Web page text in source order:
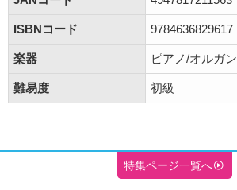
ISBNコード 9784636829617
楽器 ピアノ/オルガン
難易度 初級
特集ページ一覧へ